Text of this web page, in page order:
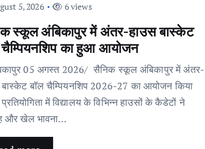
5, 2026
6 views
स्कूल अंबिकापुर में अंतर-हाउस बास्केट
चैम्पियनशिप का हुआ आयोजन
05 अगस्त 2026/ सैनिक स्कूल अंबिकापुर में अंतर-
बॉल चैम्पियनशिप 2026-27 का आयोजन किया
में विद्यालय के विभिन्न हाउसों के कैडेटों ने
और खेल भावना…